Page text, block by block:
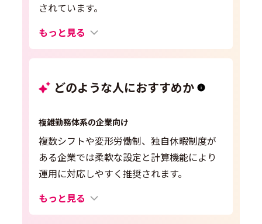
されています。
もっと見る
どのような人におすすめか
複雑勤務体系の企業向け
複数シフトや変形労働制、独自休暇制度が
ある企業では柔軟な設定と計算機能により
運用に対応しやすく推奨されます。
もっと見る